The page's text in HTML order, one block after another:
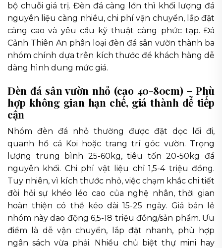
bộ chuỗi giá trị. Đèn đá càng lớn thì khối lượng đá
nguyên liệu càng nhiều, chi phí vận chuyển, lắp đặt
càng cao và yêu cầu kỹ thuật càng phức tạp. Đá
Cảnh Thiên An phân loại đèn đá sân vườn thành ba
nhóm chính dựa trên kích thước để khách hàng dễ
dàng hình dung mức giá.
Đèn đá sân vườn nhỏ (cao 40-80cm) – Phù
hợp không gian hạn chế, giá thành dễ tiếp
cận
Nhóm đèn đá nhỏ thường được đặt dọc lối đi,
quanh hồ cá Koi hoặc trang trí góc vườn. Trọng
lượng trung bình 25-60kg, tiêu tốn 20-50kg đá
nguyên khối. Chi phí vật liệu chỉ 1,5-4 triệu đồng.
Tuy nhiên, vì kích thước nhỏ, việc chạm khắc chi tiết
đòi hỏi sự khéo léo cao của nghệ nhân, thời gian
hoàn thiện có thể kéo dài 15-25 ngày. Giá bán lẻ
nhóm này dao động 6,5-18 triệu đồng/sản phẩm. Ưu
điểm là dễ vận chuyển, lắp đặt nhanh, phù hợp
ngân sách vừa phải. Nhiều chủ biệt thự mini hay